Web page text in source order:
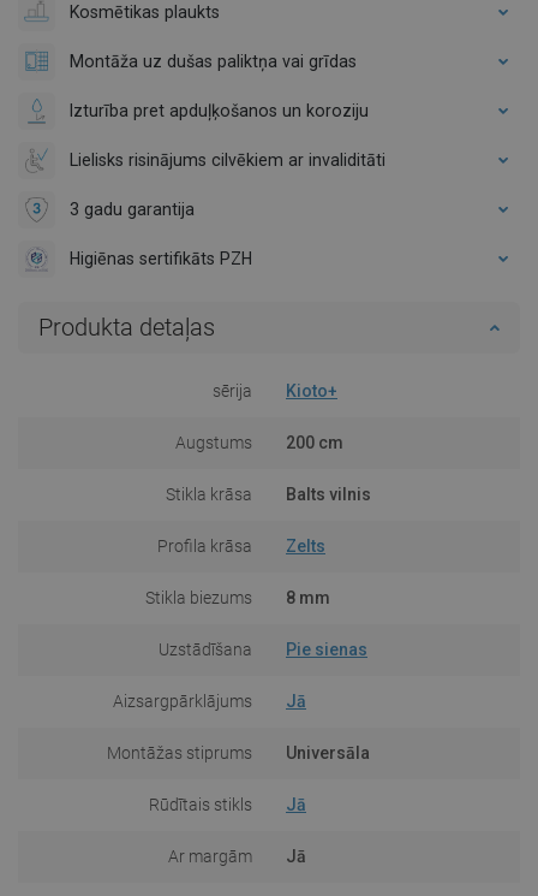
Kosmētikas plaukts
Montāža uz dušas paliktņa vai grīdas
Izturība pret apduļķošanos un koroziju
Lielisks risinājums cilvēkiem ar invaliditāti
3 gadu garantija
Higiēnas sertifikāts PZH
Produkta detaļas
sērija Kioto+
Augstums 200 cm
Stikla krāsa Balts vilnis
Profila krāsa Zelts
Stikla biezums 8 mm
Uzstādīšana Pie sienas
Aizsargpārklājums Jā
Montāžas stiprums Universāla
Rūdītais stikls Jā
Ar margām Jā